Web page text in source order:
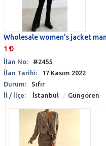
Wholesale women's jacket
1
İlan No:
#2455
İlan Tarihi:
17 Kasım 2022
Durum:
Sıfır
İl / İlçe:
İstanbul Güngören